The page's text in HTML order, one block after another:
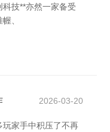
技**亦然一家备受
、
2026-03-20
玩家手中积压了不再